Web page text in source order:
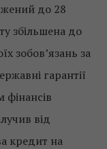
до 28
збільшена до
зобов’язань за
гарантії
фінансів
від
кредит на